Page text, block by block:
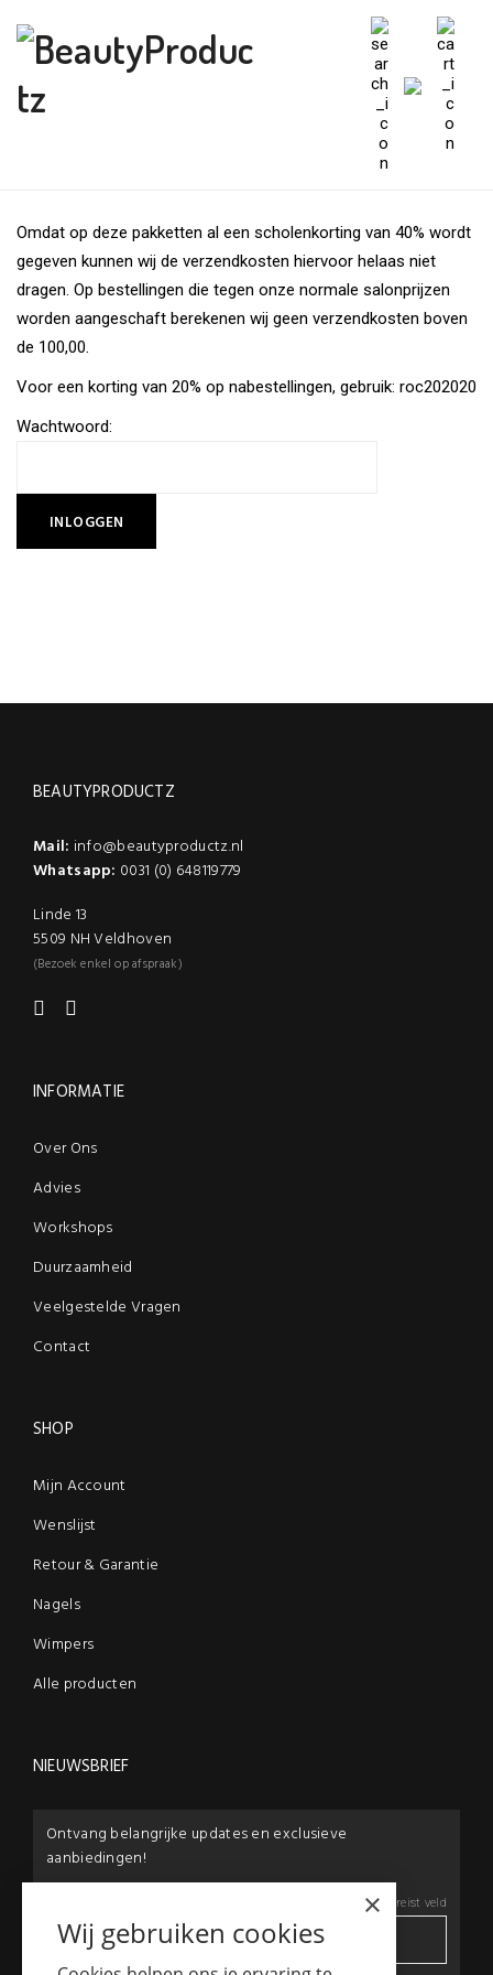
Omdat op deze pakketten al een scholenkorting van 40% wordt
gegeven kunnen wij de verzendkosten hiervoor helaas niet
dragen. Op bestellingen die tegen onze normale salonprijzen
worden aangeschaft berekenen wij geen verzendkosten boven
de 100,00.
Voor een korting van 20% op nabestellingen, gebruik: roc202020
Wachtwoord:
BEAUTYPRODUCTZ
Mail: info@beautyproductz.nl
Whatsapp: 0031 (0) 648119779
Linde 13
5509 NH Veldhoven
(Bezoek enkel op afspraak)
INFORMATIE
Over Ons
Advies
Workshops
Duurzaamheid
Veelgestelde Vragen
Contact
SHOP
Mijn Account
Wenslijst
Retour & Garantie
Nagels
Wimpers
Alle producten
NIEUWSBRIEF
Ontvang belangrijke updates en exclusieve
aanbiedingen!
*Vereist veld
×
Wij gebruiken cookies